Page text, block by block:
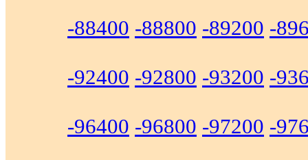
-88400 -88800 -89200 -
-92400 -92800 -93200 -
-96400 -96800 -97200 -